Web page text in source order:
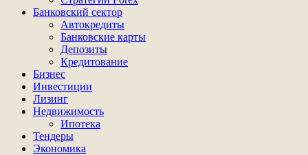
Банковский сектор
Автокредиты
Банковские карты
Депозиты
Кредитование
Бизнес
Инвестиции
Лизинг
Недвижимость
Ипотека
Тендеры
Экономика